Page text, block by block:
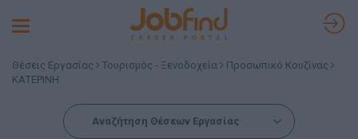
Toggle
Θέσεις Εργασίας Τουρισμός - Ξενοδοχεία
Προσωπικό Κουζίνας
ΚΑΤΕΡΙΝΗ
Αναζήτηση Θέσεων Εργασίας